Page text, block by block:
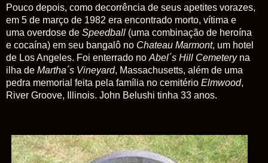
Pouco depois, como decorrência de seus apetites vorazes,
em 5 de março de 1982 era encontrado morto, vítima e
uma overdose de Speedball (uma combinação de heroína
e cocaína) em seu bangalô no Chateau Marmont, um hotel
de Los Angeles. Foi enterrado no Abel´s Hill Cemetery na
ilha de Martha´s Vineyard, Massachusetts, além de uma
pedra memorial feita pela família no cemitério Elmwood,
River Groove, Illinois. John Belushi tinha 33 anos.